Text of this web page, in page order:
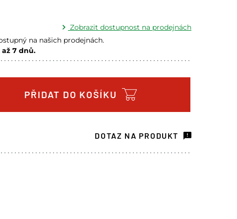
PŘIDAT DO KOŠÍKU
Zobrazit dostupnost na prodejnách
na našich prodejnách.
7 dnů.
na prodejně - doručení do 7 dnů
DOTAZ NA PRODUKT